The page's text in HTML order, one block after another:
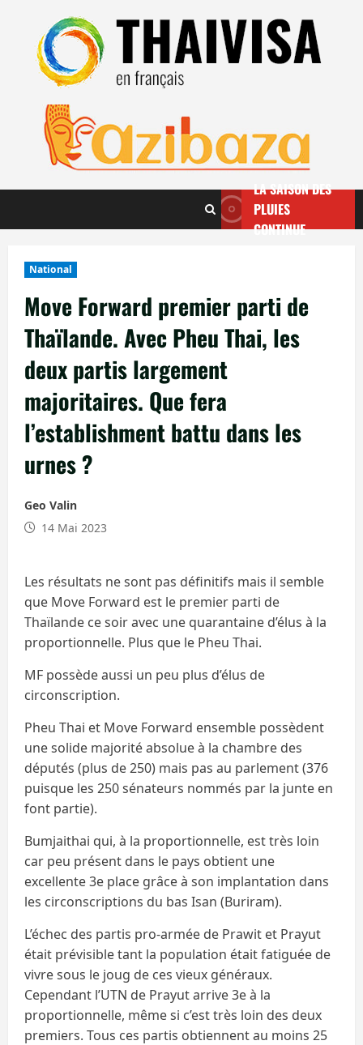
contenu
LA SAISON DES
PLUIES
CONTINUE
National
Move Forward premier parti de
Thaïlande. Avec Pheu Thai, les
deux partis largement
majoritaires. Que fera
l’establishment battu dans les
urnes ?
Geo Valin
14 Mai 2023
Les résultats ne sont pas définitifs mais il semble
que Move Forward est le premier parti de
Thaïlande ce soir avec une quarantaine d’élus à la
proportionnelle. Plus que le Pheu Thai.
MF possède aussi un peu plus d’élus de
circonscription.
Pheu Thai et Move Forward ensemble possèdent
une solide majorité absolue à la chambre des
députés (plus de 250) mais pas au parlement (376
puisque les 250 sénateurs nommés par la junte en
font partie).
Bumjaithai qui, à la proportionnelle, est très loin
car peu présent dans le pays obtient une
excellente 3e place grâce à son implantation dans
les circonscriptions du bas Isan (Buriram).
L’échec des partis pro-armée de Prawit et Prayut
était prévisible tant la population était fatiguée de
vivre sous le joug de ces vieux généraux.
Cependant l’UTN de Prayut arrive 3e à la
proportionnelle, même si c’est très loin des deux
premiers. Tous ces partis obtiennent au moins 25